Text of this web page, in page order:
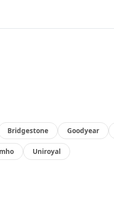
Bridgestone Goodyear
Uniroyal